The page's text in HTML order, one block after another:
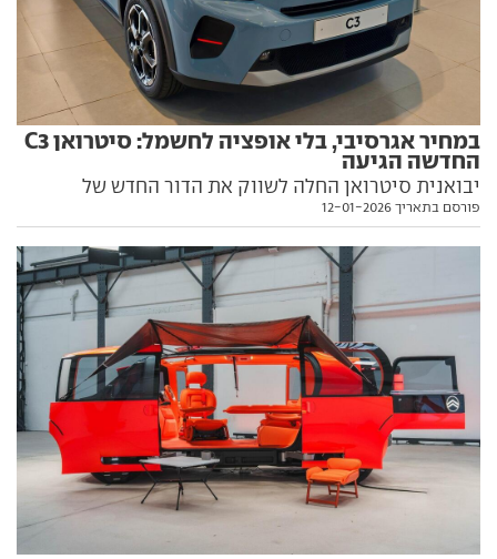
במחיר אגרסיבי, בלי אופציה לחשמל: סיטרואן C3
החדשה הגיעה
יבואנית סיטרואן החלה לשווק את הדור החדש של
הסופר--מיני, שתהיה הזולה בקטגוריה. כל הפרטים
פורסם בתאריך 12-01-2026